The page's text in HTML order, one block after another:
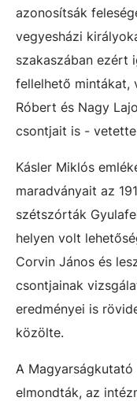
azonosítsák
vegyesházi
szakaszában ezért
fellelhető mintákat,
Róbert és Nagy
csontjait is -
Kásler Miklós
maradványait az
szétszórták
helyen volt
Corvin János és
csontjainak
eredményei is
közölte.
A
elmondták, az